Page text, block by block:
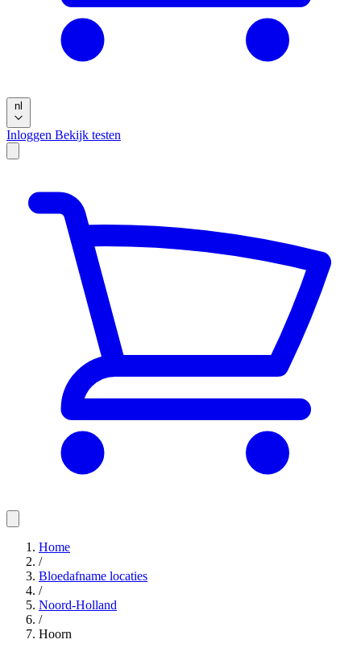
nl
Inloggen Bekijk testen
Home
/
Bloedafname locaties
/
Noord-Holland
/
Hoorn